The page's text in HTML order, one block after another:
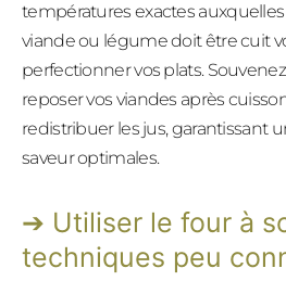
températures exactes
viande ou légume doit être cuit
perfectionner vos plats.
reposer vos viandes après
redistribuer les jus, garantissant
saveur optimales.
Utiliser le four à
techniques peu